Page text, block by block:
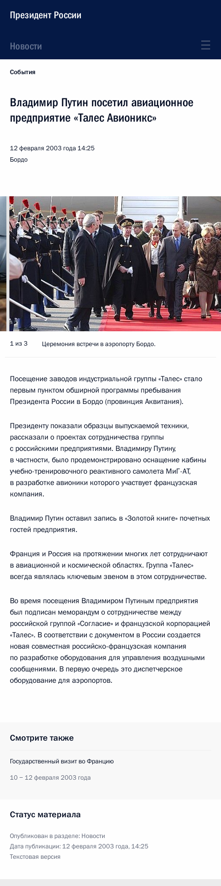
Президент России
Новости
События
Владимир Путин посетил авиационное
предприятие «Талес Авионикс»
12 февраля 2003 года 14:25
Бордо
1 из 3 Церемония встречи в аэропорту Бордо.
Посещение заводов индустриальной группы «Талес» стало
первым пунктом обширной программы пребывания
Президента России в Бордо (провинция Аквитания).
Президенту показали образцы выпускаемой техники,
рассказали о проектах сотрудничества группы
с российскими предприятиями. Владимиру Путину,
в частности, было продемонстрировано оснащение кабины
учебно-тренировочного реактивного самолета МиГ-АТ,
в разработке авионики которого участвует французская
компания.
Владимир Путин оставил запись в «Золотой книге» почетных
гостей предприятия.
Франция и Россия на протяжении многих лет сотрудничают
в авиационной и космической областях. Группа «Талес»
всегда являлась ключевым звеном в этом сотрудничестве.
Во время посещения Владимиром Путиным предприятия
был подписан меморандум о сотрудничестве между
российской группой «Согласие» и французской корпорацией
«Талес». В соответствии с документом в России создается
новая совместная российско-французская компания
по разработке оборудования для управления воздушными
сообщениями. В первую очередь это диспетчерское
оборудование для аэропортов.
Смотрите также
Государственный визит во Францию
10 − 12 февраля 2003 года
Статус материала
Опубликован в разделе: Новости
Дата публикации: 12 февраля 2003 года, 14:25
Текстовая версия